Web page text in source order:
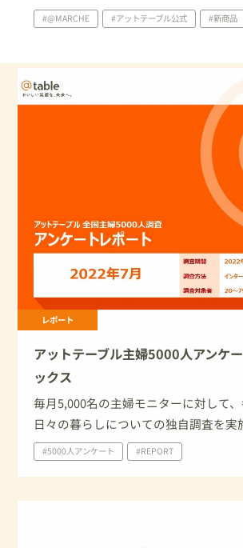
谷修写真展「み熊野の」とのコラボメ
売。１Fカフェ＠MARCHEにてご提供中
#@MARCHE #アットテーブル公式 #新商品
レポート
アットテーブル主婦5000人アンケ
ックス
毎月5,000名の主婦モニターに対して
日々の暮らしについての独自調査を実
今回は、2022年7月に家庭で実施した
について、及び土用の丑の日について
#5000人アンケート #REPORT